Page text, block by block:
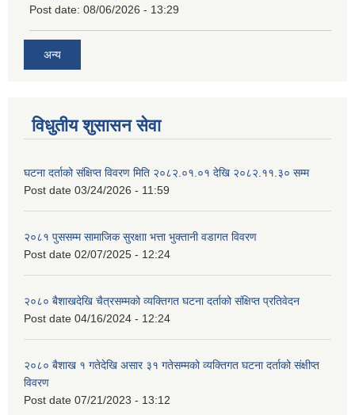
Post date: 08/06/2026 - 13:29
अन्य
विधुतीय शुसासन सेवा
घटना दर्ताको संक्षिप्त विवरण मिति २०८२.०१.०१ देखि २०८२.११.३० सम्म
Post date 03/24/2026 - 11:59
२०८१ पुससम्म सामाजिक सुरक्षाा भत्ता भुक्तानी वडागत विवरण
Post date 02/07/2025 - 12:24
२०८० बैशाखदेखि चैत्रसम्मको व्यक्तिगत घटना दर्ताको संक्षिप्त प्रतिवेदन
Post date 04/16/2024 - 12:24
२०८० बैशाख १ गतेदेखि असार ३१ गतेसम्मको व्यक्तिगत घटना दर्ताको संक्षीप्त
विवरण
Post date 07/21/2023 - 13:12